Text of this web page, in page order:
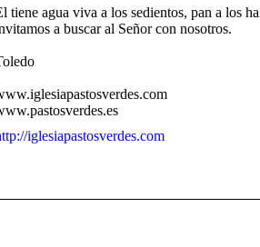
tiene agua viva a los sedientos, pan a los
a buscar al Señor con nosotros.
iglesiapastosverdes.com